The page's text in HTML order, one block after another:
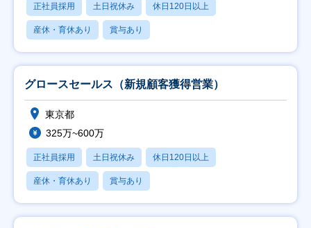
正社員採用 土日祝休み 休日120日以上
産休・育休あり 賞与あり
グロースセールス（新規顧客獲得営業）
東京都
325万~600万
正社員採用 土日祝休み 休日120日以上
産休・育休あり 賞与あり